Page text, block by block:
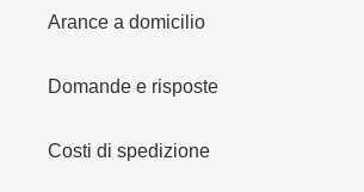
Arance a domicilio
Domande e risposte
Costi di spedizione